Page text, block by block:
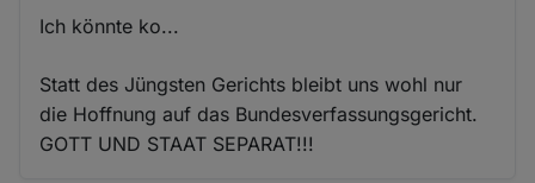
Ich könnte ko...
Statt des Jüngsten Gerichts bleibt uns wohl nur
die Hoffnung auf das Bundesverfassungsgericht.
GOTT UND STAAT SEPARAT!!!